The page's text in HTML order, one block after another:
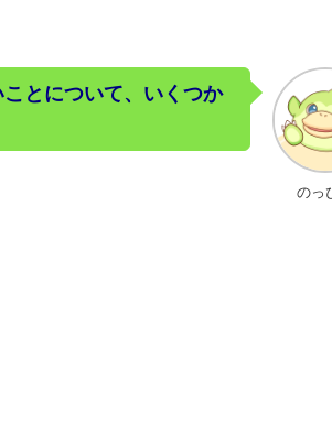
のっ
とについて、いくつか